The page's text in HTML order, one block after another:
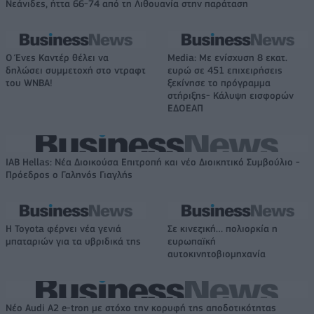
Νεάνιδες, ήττα 66-74 από τη Λιθουανία στην παράταση
Ο Ένες Καντέρ θέλει να
δηλώσει συμμετοχή στο ντραφτ
του WNBA!
Media: Με ενίσχυση 8 εκατ.
ευρώ σε 451 επιχειρήσεις
ξεκίνησε το πρόγραμμα
στήριξης- Κάλυψη εισφορών
ΕΔΟΕΑΠ
IAB Hellas: Νέα Διοικούσα Επιτροπή και νέο Διοικητικό Συμβούλιο -
Πρόεδρος ο Γαληνός Γιαγλής
Η Toyota φέρνει νέα γενιά
μπαταριών για τα υβριδικά της
Σε κινεζική… πολιορκία η
ευρωπαϊκή
αυτοκινητοβιομηχανία
Νέο Audi A2 e-tron με στόχο την κορυφή της αποδοτικότητας